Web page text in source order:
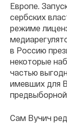
Европе.
сербских
режиме
в Россию
некоторые
частью
имевших для
предвыборной
Сам Вучич